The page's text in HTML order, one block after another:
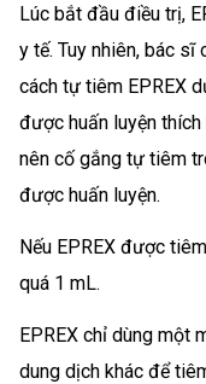
Lúc bắt đầu điều trị,
y tế. Tuy nhiên, bác sĩ
cách tự tiêm EPREX
được huấn luyện thích
nên cố gắng tự tiêm
được huấn luyện.
Nếu EPREX được
quá 1 mL.
EPREX chỉ dùng một
dung dịch khác để